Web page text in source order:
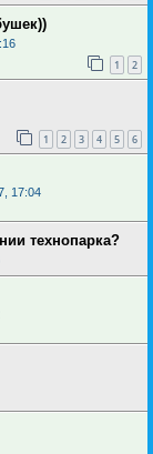
1 2
1 2 3 4 5 6
17:04
технопарка?